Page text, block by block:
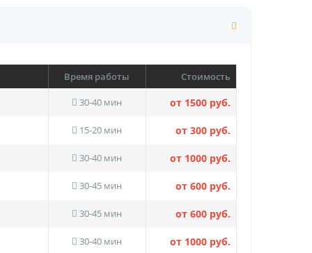
Время работы Стоимость
30-40 мин от 1500 руб.
15-20 мин от 300 руб.
30-40 мин от 1000 руб.
30-45 мин от 600 руб.
30-45 мин от 600 руб.
30-40 мин от 1000 руб.